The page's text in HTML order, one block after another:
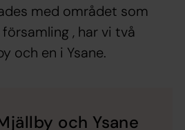
med området som
, har vi två
och en i Ysane.
och Ysane